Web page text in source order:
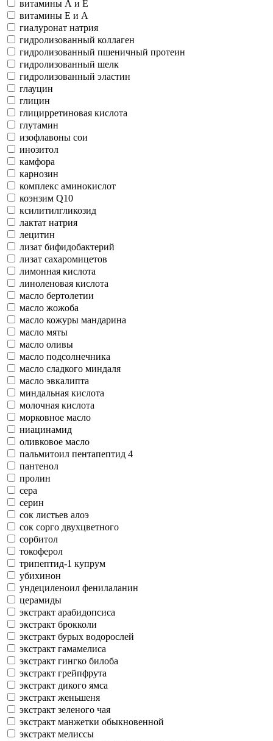
витамины А и Е
витамины Е и А
гиалуронат натрия
гидролизованный коллаген
гидролизованный пшеничный протеин
гидролизованный шелк
гидролизованный эластин
глауцин
глицин
глицирретиновая кислота
глутамин
изофлавоны сои
инозитол
камфора
карнозин
комплекс аминокислот
коэнзим Q10
ксилитилгликозид
лактат натрия
лецитин
лизат бифидобактерий
лизат сахаромицетов
лимонная кислота
линоленовая кислота
масло бертолетии
масло жожоба
масло кожуры мандарина
масло мяты
масло оливы
масло подсолнечника
масло сладкого миндаля
масло эвкалипта
миндальная кислота
молочная кислота
морковное масло
ниацинамид
оливковое масло
пальмитоил пентапептид 4
пантенол
пролин
сера
серин
сок листьев алоэ
сок сорго двухцветного
сорбитол
токоферол
трипептид-1 купрум
убихинон
ундециленоил фенилаланин
церамиды
экстракт арабидопсиса
экстракт брокколи
экстракт бурых водорослей
экстракт гамамелиса
экстракт гингко билоба
экстракт грейпфрута
экстракт дикого ямса
экстракт женьшеня
экстракт зеленого чая
экстракт манжетки обыкновенной
экстракт мелиссы